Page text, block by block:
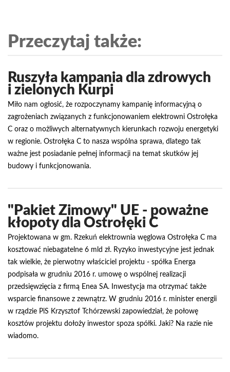
Przeczytaj także:
Ruszyła kampania dla zdrowych
i zielonych Kurpi
Miło nam ogłosić, że rozpoczynamy kampanię informacyjną o
zagrożeniach związanych z funkcjonowaniem elektrowni Ostrołęka
C oraz o możliwych alternatywnych kierunkach rozwoju energetyki
w regionie. Ostrołęka C to nasza wspólna sprawa, dlatego tak
ważne jest posiadanie pełnej informacji na temat skutków jej
budowy i funkcjonowania.
"Pakiet Zimowy" UE - poważne
kłopoty dla Ostrołęki C
Projektowana w gm. Rzekuń elektrownia węglowa Ostrołęka C ma
kosztować niebagatelne 6 mld zł. Ryzyko inwestycyjne jest jednak
tak wielkie, że pierwotny właściciel projektu - spółka Energa
podpisała w grudniu 2016 r. umowę o wspólnej realizacji
przedsięwzięcia z firmą Enea SA. Inwestycja ma otrzymać także
wsparcie finansowe z zewnątrz. W grudniu 2016 r. minister energii
w rządzie PiS Krzysztof Tchórzewski zapowiedział, że połowę
kosztów projektu dołoży inwestor spoza spółki. Jaki? Na razie nie
wiadomo.